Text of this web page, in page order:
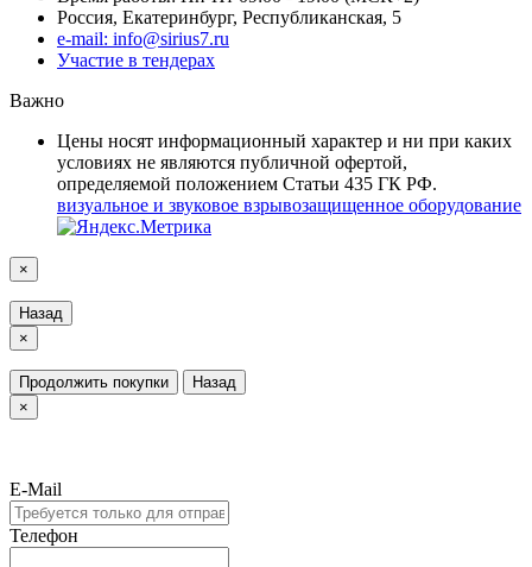
Россия, Екатеринбург, Республиканская, 5
e-mail: info@sirius7.ru
Участие в тендерах
Важно
Цены носят информационный характер и ни при каких
условиях не являются публичной офертой,
определяемой положением Статьи 435 ГК РФ.
визуальное и звуковое взрывозащищенное оборудование
×
Назад
×
Продолжить покупки
Назад
×
E-Mail
Телефон